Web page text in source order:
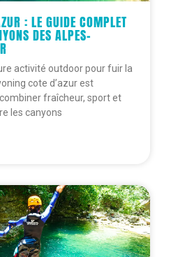
: LE GUIDE COMPLET
DES ALPES-
activité outdoor pour fuir la
cote d’azur est
fraîcheur, sport et
les canyons